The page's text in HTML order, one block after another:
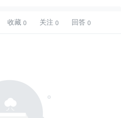
收藏 关注 回答